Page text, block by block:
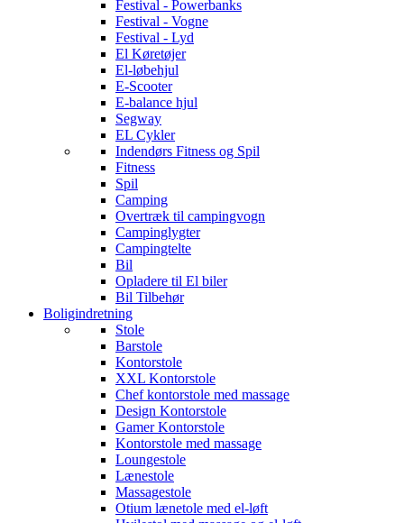
Festival - Powerbanks
Festival - Vogne
Festival - Lyd
El Køretøjer
El-løbehjul
E-Scooter
E-balance hjul
Segway
EL Cykler
Indendørs Fitness og Spil
Fitness
Spil
Camping
Overtræk til campingvogn
Campinglygter
Campingtelte
Bil
Opladere til El biler
Bil Tilbehør
Boligindretning
Stole
Barstole
Kontorstole
XXL Kontorstole
Chef kontorstole med massage
Design Kontorstole
Gamer Kontorstole
Kontorstole med massage
Loungestole
Lænestole
Massagestole
Otium lænetole med el-løft